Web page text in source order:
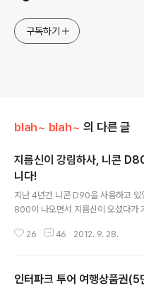
구독하기
blah~ blah~ 의 다른 글
지름신이 강림하사, 니콘
니다!
지난 4년간 니콘 D90을 사용하고 있
800이 나오면서 지름신이 오셨다가
되었다는 것만 믿고 있다가, 막상 최근
한번 알아보자.." 하며 여기저기 쇼핑
26 46 2012. 9. 28.
인터파크 투어 여행상품권(5